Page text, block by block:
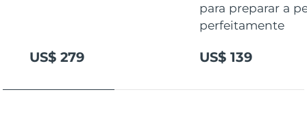
US$ 279
para preparar a
perfeitamente
US$ 139